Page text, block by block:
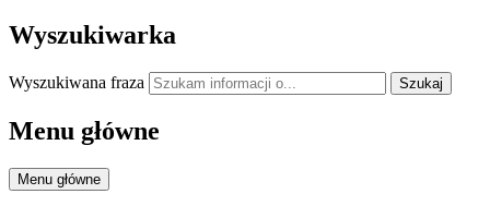
Wyszukiwarka
Wyszukiwana fraza Szukaj
Menu główne
Menu główne